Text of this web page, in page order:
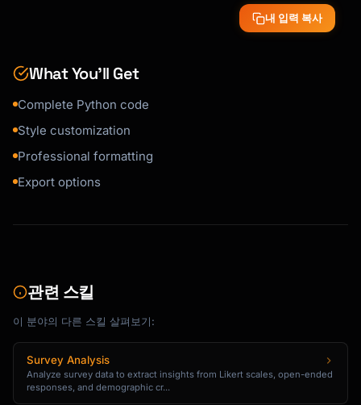
내 입력 복사
What You’ll Get
Complete Python code
Style customization
Professional formatting
Export options
관련 스킬
이 분야의 다른 스킬 살펴보기:
Survey Analysis
Analyze survey data to extract insights from Likert scales, open-ended
responses, and demographic cr...